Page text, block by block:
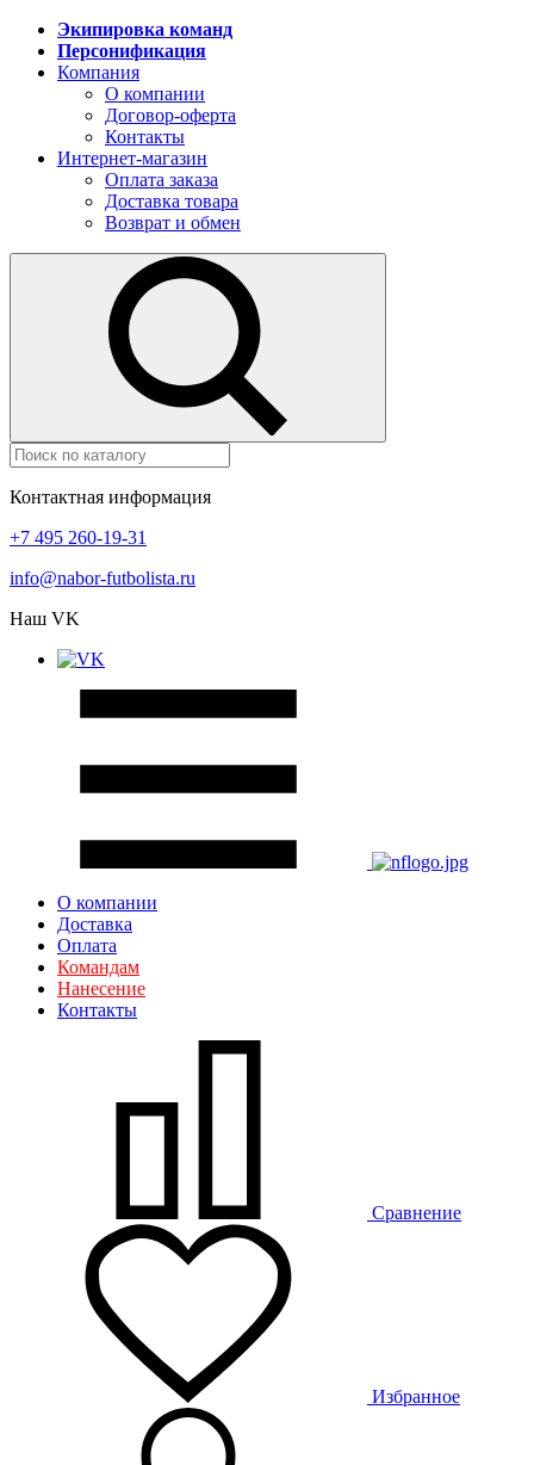
Экипировка команд
Персонификация
Компания
О компании
Договор-оферта
Контакты
Интернет-магазин
Оплата заказа
Доставка товара
Возврат и обмен
Контактная информация
+7 495 260-19-31
info@nabor-futbolista.ru
Наш VK
О компании
Доставка
Оплата
Командам
Нанесение
Контакты
Сравнение
Избранное